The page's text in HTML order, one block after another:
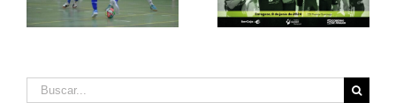
categorías
millones
Fútbol Base
Buscar